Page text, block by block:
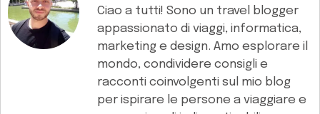
Ciao a tutti! Sono un travel blogger
appassionato di viaggi, informatica,
marketing e design. Amo esplorare il
mondo, condividere consigli e
racconti coinvolgenti sul mio blog
per ispirare le persone a viaggiare e